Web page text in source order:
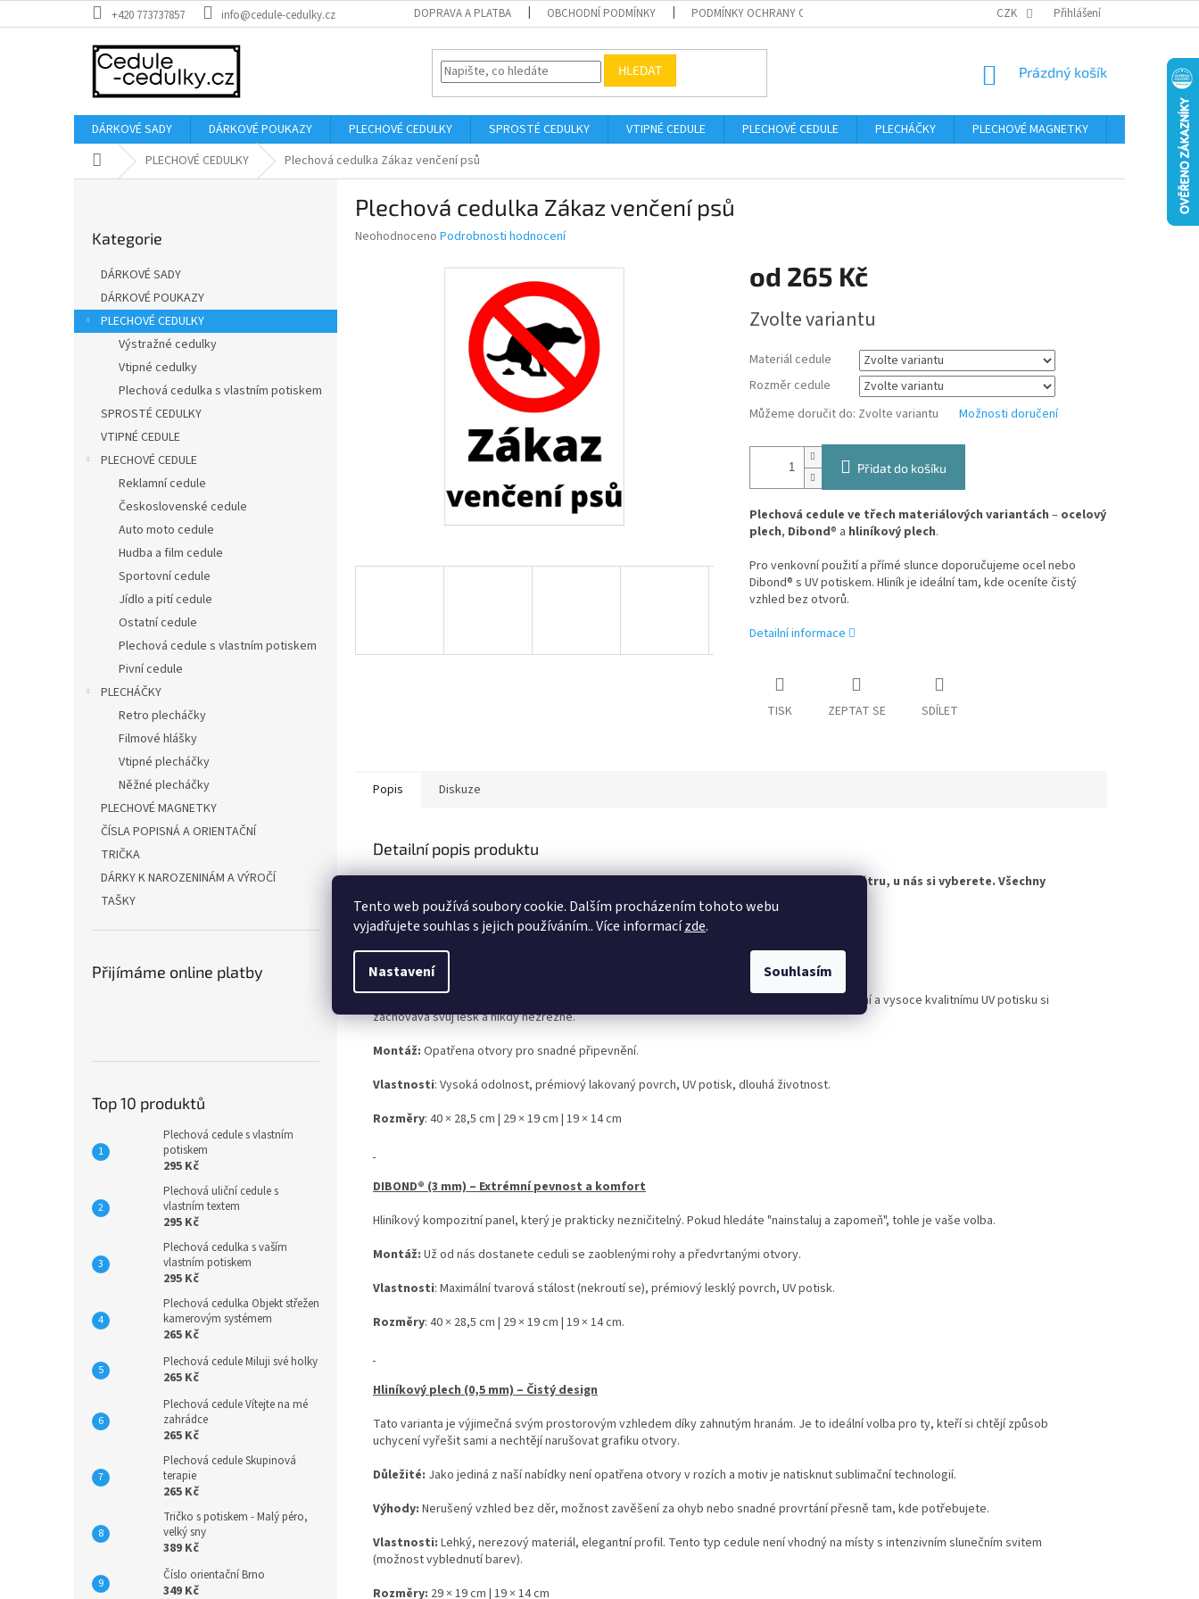
Tento web používá soubory cookie. Dalším procházením tohoto webu
vyjadřujete souhlas s jejich používáním.. Více informacízde.
Nastavení Souhlasím
na
+420 773737857 info@cedule-cedulky.cz DOPRAVA A PLATBA OBCHODNÍ PODMÍNKY PODMÍNKY OCHRANY OSOBNÍCH ÚDAJŮ CZK Přihlášení
HLEDAT
NÁKUPNÍ
Prázdný košík
DÁRKOVÉ SADY DÁRKOVÉ POUKAZY PLECHOVÉ CEDULKY SPROSTÉ CEDULKY VTIPNÉ CEDULE PLECHOVÉ CEDULE PLECHÁČKY PLECHOVÉ MAGNETKY
ČÍSLA
Domů PLECHOVÉ CEDULKY Plechová cedulka Zákaz venčení psů
n
kategorie
Kategorie
DÁRKOVÉ SADY
DÁRKOVÉ POUKAZY
PLECHOVÉ CEDULKY
Výstražné cedulky
Vtipné cedulky
Plechová cedulka s vlastním potiskem
SPROSTÉ CEDULKY
VTIPNÉ CEDULE
PLECHOVÉ CEDULE
Reklamní cedule
Československé cedule
Auto moto cedule
Hudba a film cedule
Sportovní cedule
Jídlo a pití cedule
Ostatní cedule
Plechová cedule s vlastním potiskem
Pivní cedule
PLECHÁČKY
Retro plecháčky
Filmové hlášky
Vtipné plecháčky
Něžné plecháčky
PLECHOVÉ MAGNETKY
ČÍSLA POPISNÁ A ORIENTAČNÍ
TRIČKA
DÁRKY K NAROZENINÁM A VÝROČÍ
TAŠKY
Přijímáme online platby
Top 10 produktů
Plechová cedule s vlastním
potiskem
295 Kč
Plechová uliční cedule s
vlastním textem
295 Kč
Plechová cedulka s vaším
vlastním potiskem
295 Kč
Plechová cedulka Objekt střežen
kamerovým systémem
265 Kč
Plechová cedule Miluji své holky
265 Kč
Plechová cedule Vítejte na mé
zahrádce
265 Kč
Plechová cedule Skupinová
terapie
265 Kč
Tričko s potiskem - Malý péro,
velký sny
389 Kč
Číslo orientační Brno
349 Kč
Plechová cedulka Zákaz venčení psů
Průměrné
Neohodnoceno Podrobnosti hodnocení
od 265 Kč
cena:
Zvolte variantu
Materiál cedule
Rozměr cedule
Můžeme doručit do: Zvolte variantu Možnosti doručení
Přidat do košíku
Plechová cedule ve třech materiálových variantách – ocelový
plech, Dibond® a hliníkový plech.
Pro venkovní použití a přímé slunce doporučujeme ocel nebo
Dibond® s UV potiskem. Hliník je ideální tam, kde oceníte čistý
vzhled bez otvorů.
Detailní informace
TISK ZEPTAT SE SDÍLET
Popis Diskuze
Detailní popis produktu
Ať už hledáte stylovou dekoraci do interiéru nebo ceduli, která odolá i horskému větru, u nás si vyberete. Všechny
varianty (mimo hliníkového plechu) spojuje špičkový UV potisk, který nevybledne.
OCELOVÝ PLECH – Klasická, maximálně pevná cedule v prémiovém TOP provedení
Pro ty, kteří vyžadují nekompromisní pevnost oceli. Díky speciálnímu oboustrannému lakování a vysoce kvalitnímu UV potisku si
zachovává svůj lesk a nikdy nezrezne.
Montáž: Opatřena otvory pro snadné připevnění.
Vlastnosti: Vysoká odolnost, prémiový lakovaný povrch, UV potisk, dlouhá životnost.
Rozměry: 40 × 28,5 cm | 29 × 19 cm | 19 × 14 cm
DIBOND® (3 mm) – Extrémní pevnost a komfort
Hliníkový kompozitní panel, který je prakticky nezničitelný. Pokud hledáte "nainstaluj a zapomeň", tohle je vaše volba.
Montáž: Už od nás dostanete ceduli se zaoblenými rohy a předvrtanými otvory.
Vlastnosti: Maximální tvarová stálost (nekroutí se), prémiový lesklý povrch, UV potisk.
Rozměry: 40 × 28,5 cm | 29 × 19 cm | 19 × 14 cm.
Hliníkový plech (0,5 mm) – Čistý design
Tato varianta je výjimečná svým prostorovým vzhledem díky zahnutým hranám. Je to ideální volba pro ty, kteří si chtějí způsob
uchycení vyřešit sami a nechtějí narušovat grafiku otvory.
Důležité: Jako jediná z naší nabídky není opatřena otvory v rozích a motiv je natisknut sublimační technologií.
Výhody: Nerušený vzhled bez děr, možnost zavěšení za ohyb nebo snadné provrtání přesně tam, kde potřebujete.
Vlastnosti: Lehký, nerezový materiál, elegantní profil. Tento typ cedule není vhodný na místy s intenzivním slunečním svitem
(možnost vyblednutí barev).
Rozměry: 29 × 19 cm | 19 × 14 cm